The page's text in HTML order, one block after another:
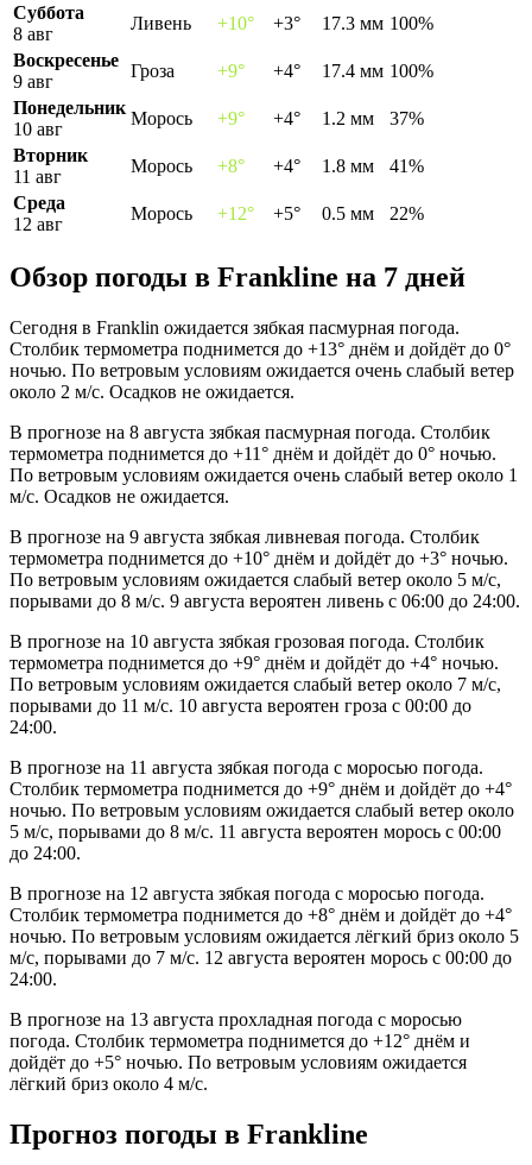
Суббота
8 авг
Ливень +10° +3° 17.3 мм 100%
Воскресенье
9 авг
Гроза +9° +4° 17.4 мм 100%
Понедельник
10 авг
Морось +9° +4° 1.2 мм
37%
Вторник
11 авг
Морось +8° +4° 1.8 мм
41%
Среда
12 авг
Морось +12° +5° 0.5 мм 22%
Обзор погоды в Franklinе на 7 дней
Сегодня в Franklin ожидается зябкая пасмурная погода.
Столбик термометра поднимется до +13° днём и дойдёт до 0°
ночью. По ветровым условиям ожидается очень слабый ветер
около 2 м/с. Осадков не ожидается.
В прогнозе на 8 августа зябкая пасмурная погода. Столбик
термометра поднимется до +11° днём и дойдёт до 0° ночью.
По ветровым условиям ожидается очень слабый ветер около 1
м/с. Осадков не ожидается.
В прогнозе на 9 августа зябкая ливневая погода. Столбик
термометра поднимется до +10° днём и дойдёт до +3° ночью.
По ветровым условиям ожидается слабый ветер около 5 м/с,
порывами до 8 м/с. 9 августа вероятен ливень с 06:00 до 24:00.
В прогнозе на 10 августа зябкая грозовая погода. Столбик
термометра поднимется до +9° днём и дойдёт до +4° ночью.
По ветровым условиям ожидается слабый ветер около 7 м/с,
порывами до 11 м/с. 10 августа вероятен гроза с 00:00 до
24:00.
В прогнозе на 11 августа зябкая погода с моросью погода.
Столбик термометра поднимется до +9° днём и дойдёт до +4°
ночью. По ветровым условиям ожидается слабый ветер около
5 м/с, порывами до 8 м/с. 11 августа вероятен морось с 00:00
до 24:00.
В прогнозе на 12 августа зябкая погода с моросью погода.
Столбик термометра поднимется до +8° днём и дойдёт до +4°
ночью. По ветровым условиям ожидается лёгкий бриз около 5
м/с, порывами до 7 м/с. 12 августа вероятен морось с 00:00 до
24:00.
В прогнозе на 13 августа прохладная погода с моросью
погода. Столбик термометра поднимется до +12° днём и
дойдёт до +5° ночью. По ветровым условиям ожидается
лёгкий бриз около 4 м/с.
Прогноз погоды в Franklinе